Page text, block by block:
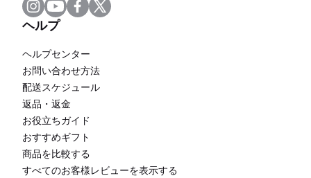
ヘルプ
ヘルプセンター
お問い合わせ方法
配送スケジュール
返品・返金
お役立ちガイド
おすすめギフト
商品を比較する
すべてのお客様レビューを表示する